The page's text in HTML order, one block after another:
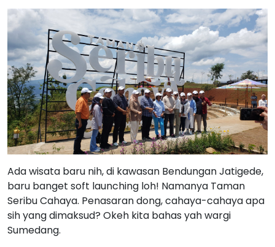
Ada wisata baru nih, di kawasan Bendungan Jatigede,
baru banget soft launching loh! Namanya Taman
Seribu Cahaya. Penasaran dong, cahaya-cahaya apa
sih yang dimaksud? Okeh kita bahas yah wargi
Sumedang.